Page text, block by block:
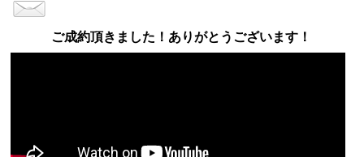
ご成約頂きました！ありがとうございます！